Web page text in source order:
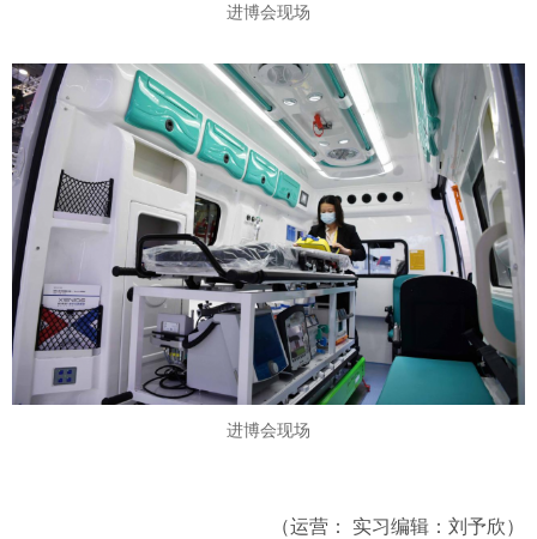
进博会现场
进博会现场
（运营： 实习编辑：刘予欣）